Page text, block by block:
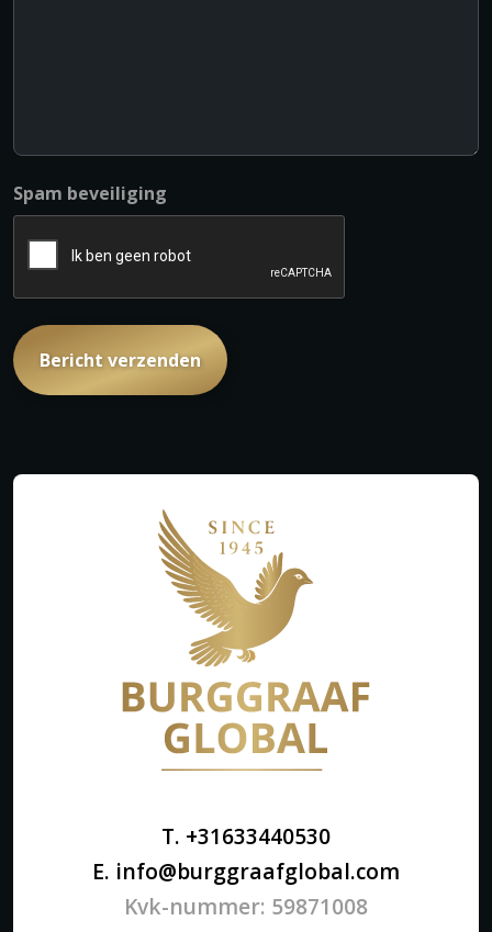
Spam beveiliging
T. +31633440530
E. info@burggraafglobal.com
Kvk-nummer: 59871008